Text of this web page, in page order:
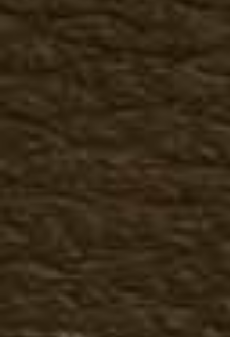
Футболки
3-D футболки
Животные
Птицы
Индейцы
Музыкальные
Фэнтази
Мото
Музыкальные футболки
Животные
Птицы
Индейцы
Музыкальные
Черепа
Фэнтази
Мото